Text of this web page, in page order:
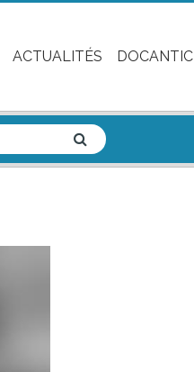
ACTUALITÉS DOCANTIC